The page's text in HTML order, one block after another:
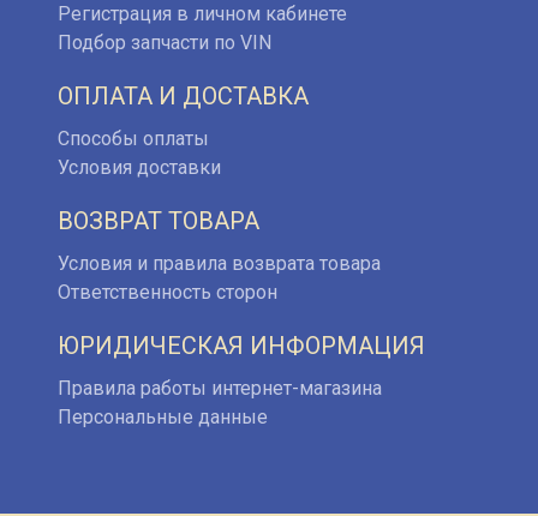
Регистрация в личном кабинете
Подбор запчасти по VIN
ОПЛАТА И ДОСТАВКА
Способы оплаты
Условия доставки
ВОЗВРАТ ТОВАРА
Условия и правила возврата товара
Ответственность сторон
ЮРИДИЧЕСКАЯ ИНФОРМАЦИЯ
Правила работы интернет-магазина
Персональные данные